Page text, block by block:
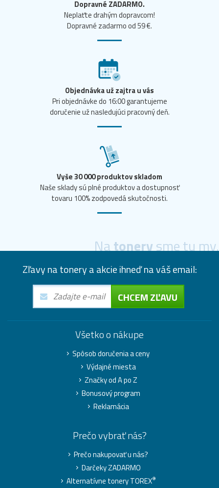
Dopravné ZADARMO.
Neplaťte drahým dopravcom!
Dopravné zadarmo od 59 €.
Objednávka už zajtra u vás
Pri objednávke do 16:00 garantujeme
doručenie už nasledujúci pracovný deň.
Vyše 30 000 produktov skladom
Naše sklady sú plné produktov a dostupnosť
tovaru 100% zodpovedá skutočnosti.
Natonerysme tu my.
Zľavy na tonery a akcie ihneď na váš email:
CHCEM ZĽAVU
Všetko o nákupe
Spôsob doručenia a ceny
Výdajné miesta
Značky od A po Z
Bonusový program
Reklamácia
Prečo vybrať nás?
Prečo nakupovať u nás?
Darčeky ZADARMO
Alternatívne tonery TOREX®